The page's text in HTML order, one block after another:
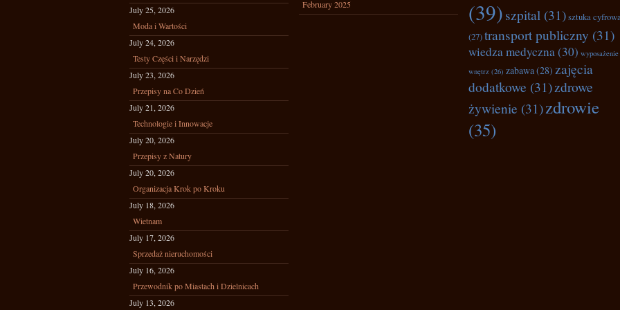
July 25, 2026
Moda i Wartości
July 24, 2026
Testy Części i Narzędzi
July 23, 2026
Przepisy na Co Dzień
July 21, 2026
Technologie i Innowacje
July 20, 2026
Przepisy z Natury
July 20, 2026
Organizacja Krok po Kroku
July 18, 2026
Wietnam
July 17, 2026
Sprzedaż nieruchomości
July 16, 2026
Przewodnik po Miastach i Dzielnicach
July 13, 2026
February 2025 (39)szpital (31)sztuka
(27)transport publiczny (31)
wiedza medyczna(30) wyposażenie
wnętrz (26) zabawa(28) zajęcia
dodatkowe (31)zdrowe
żywienie (31)zdrowie
(35)